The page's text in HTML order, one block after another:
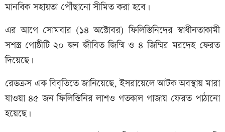
মানবিক সহায়তা পৌঁছানো সীমিত করা হবে।
এর আগে সোমবার (১৪ অক্টোবর) ফিলিস্তিনিদের স্বাধীনতাকামী
সশস্ত্র গোষ্ঠীটি ২০ জন জীবিত জিম্মি ও ৪ জিম্মির মরদেহ ফেরত
দিয়েছে।
রেডক্রস এক বিবৃতিতে জানিয়েছে, ইসরায়েলে আটক অবস্থায় মারা
যাওয়া ৪৫ জন ফিলিস্তিনির লাশও গতকাল গাজায় ফেরত পাঠানো
হয়েছে।